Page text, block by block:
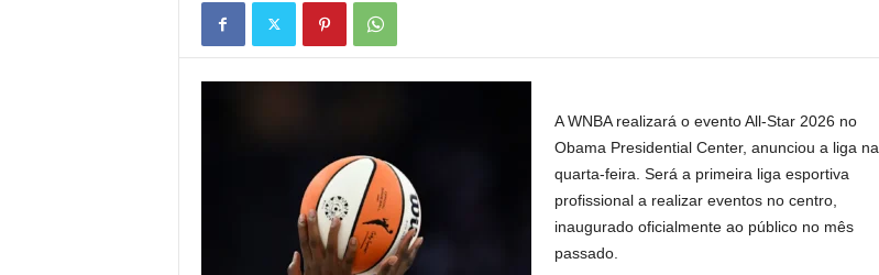
A WNBA realizará o evento All-Star 2026 no
Obama Presidential Center, anunciou a liga na
quarta-feira. Será a primeira liga esportiva
profissional a realizar eventos no centro,
inaugurado oficialmente ao público no mês
passado.